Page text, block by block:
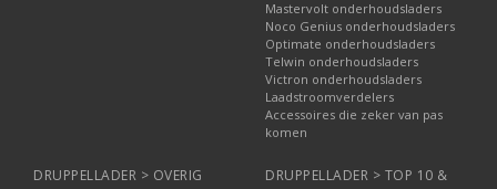
Mastervolt onderhoudsladers
Noco Genius onderhoudsladers
Optimate onderhoudsladers
Telwin onderhoudsladers
Victron onderhoudsladers
Laadstroomverdelers
Accessoires die zeker van pas
komen
DRUPPELLADER > OVERIG
DRUPPELLADER > TOP 10 &